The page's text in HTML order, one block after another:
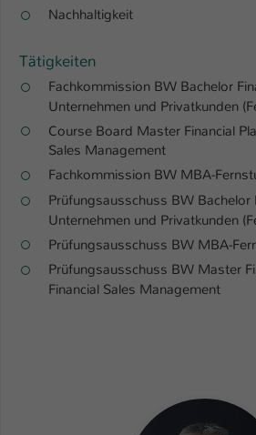
Nachhaltigkeit
Tätigkeiten
Fachkommission BW Bachelor
Unternehmen und Privatkunden
Course Board Master Financial
Sales Management
Fachkommission BW MBA-
Prüfungsausschuss BW Bachelor
Unternehmen und Privatkunden
Prüfungsausschuss BW MBA-
Prüfungsausschuss BW Master
Financial Sales Management
Laufzeit 1 Woche
Cookie von TYPO3.
eines Intranet-Logins
wiedererkannt
Zugang zu
gewährt.
Name be_typo_user
Anbieter TYPO3
angemeldet ist und
zu verwalten.